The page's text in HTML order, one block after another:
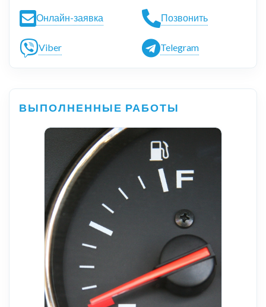
Онлайн-заявка Позвонить
Viber Telegram
ВЫПОЛНЕННЫЕ РАБОТЫ